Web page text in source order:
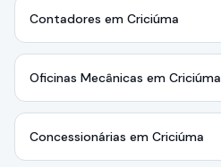
Contadores em Criciúma
Oficinas Mecânicas em Criciúma
Concessionárias em Criciúma